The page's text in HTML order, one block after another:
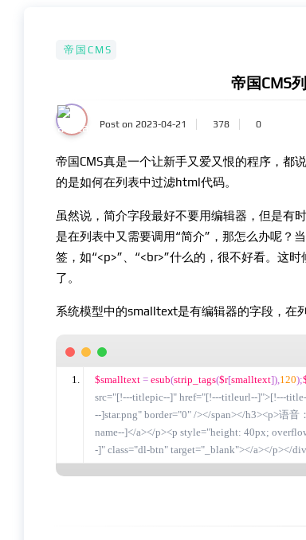
帝国CMS
帝国CMS
Post on 2023-04-21 378 0
帝国CMS真是一个让新手又爱又恨的程序，都
的是如何在列表中过滤html代码。
虽然说，简介字段最好不要用编辑器，但是有
是在列表中又需要调用“简介”，那怎么办呢？
签，如“<p>”、“<br>”什么的，很不好看。这
了。
系统模型中的smalltext是有编辑器的字段，在
$smalltext = esub(strip_tags($r[smalltext]),120);
src="[!---titlepic--]" href="[!---titleurl--]">[!---
--]star.png" border="0" /></span></h3><p>语
name--]</a></p><p style="height: 40px;
-]" class="dl-btn" target="_blank"></a></p></